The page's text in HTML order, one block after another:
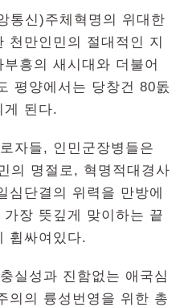
통신)주체혁명의 위대한
천만인민의 절대적인 지
흥의 새시대와 더불어
평양에서는 당창건 80돐
게 된다.
자들, 인민군장병들은
의 명절로, 혁명적대경사
심단결의 위력을 만방에
장 뜻깊게 맞이하는 끝
휩싸여있다.
실성과 진함없는 애국심
의의 륭성번영을 위한 총